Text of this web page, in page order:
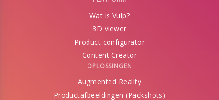
Wat is Vulp?
3D viewer
Product configurator
Content Creator
OPLOSSINGEN
Augmented Reality
Productafbeeldingen (Packshots)